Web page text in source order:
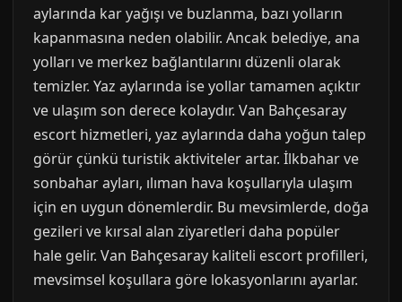
aylarında kar yağışı ve buzlanma, bazı yolların
kapanmasına neden olabilir. Ancak belediye, ana
yolları ve merkez bağlantılarını düzenli olarak
temizler. Yaz aylarında ise yollar tamamen açıktır
ve ulaşım son derece kolaydır. Van Bahçesaray
escort hizmetleri, yaz aylarında daha yoğun talep
görür çünkü turistik aktiviteler artar. İlkbahar ve
sonbahar ayları, ılıman hava koşullarıyla ulaşım
için en uygun dönemlerdir. Bu mevsimlerde, doğa
gezileri ve kırsal alan ziyaretleri daha popüler
hale gelir. Van Bahçesaray kaliteli escort profilleri,
mevsimsel koşullara göre lokasyonlarını ayarlar.